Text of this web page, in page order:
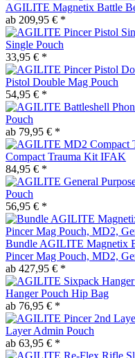
AGILITE Magnetix Battle
ab 209,95 € *
Single Pouch
33,95 € *
Pistol Double Mag Pouch
54,95 € *
Pouch
ab 79,95 € *
Compact Trauma Kit IFAK
84,95 € *
Pouch
56,95 € *
Bundle AGILITE Magnetix
Pincer Mag Pouch, MD2,
ab 427,95 € *
Hanger Pouch Hip Bag
ab 76,95 € *
Layer Admin Pouch
ab 63,95 € *